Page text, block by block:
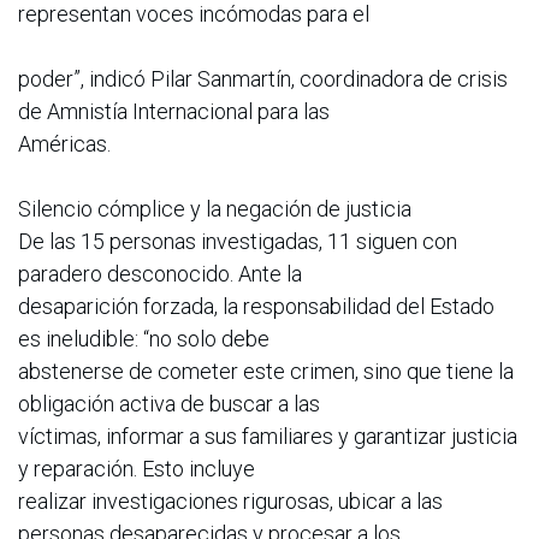
representan voces incómodas para el
poder”, indicó Pilar Sanmartín, coordinadora de crisis
de Amnistía Internacional para las
Américas.
Silencio cómplice y la negación de justicia
De las 15 personas investigadas, 11 siguen con
paradero desconocido. Ante la
desaparición forzada, la responsabilidad del Estado
es ineludible: “no solo debe
abstenerse de cometer este crimen, sino que tiene la
obligación activa de buscar a las
víctimas, informar a sus familiares y garantizar justicia
y reparación. Esto incluye
realizar investigaciones rigurosas, ubicar a las
personas desaparecidas y procesar a los